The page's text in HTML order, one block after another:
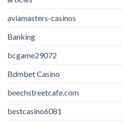
aviamasters-casinos
Banking
bcgame29072
Bdmbet Casino
beechstreetcafe.com
bestcasino6081